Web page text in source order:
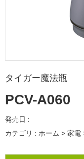
タイガー魔法瓶
PCV-A060
発売日 :
カテゴリ : ホーム > 家